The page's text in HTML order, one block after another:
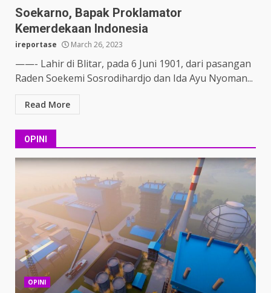
Soekarno, Bapak Proklamator
Kemerdekaan Indonesia
ireportase March 26, 2023
——- Lahir di Blitar, pada 6 Juni 1901, dari pasangan
Raden Soekemi Sosrodihardjo dan Ida Ayu Nyoman...
Read More
OPINI
OPINI